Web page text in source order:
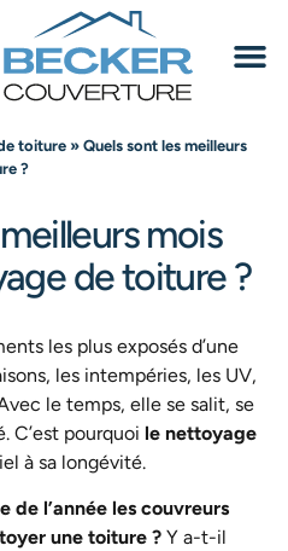
toiture »Quels sont les meilleurs
?
mois
de toiture ?
les plus exposés d’une
les intempéries, les UV,
le temps, elle se salit, se
C’est pourquoi le nettoyage
à sa longévité.
de l’année les couvreurs
une toiture ? Y a-t-il